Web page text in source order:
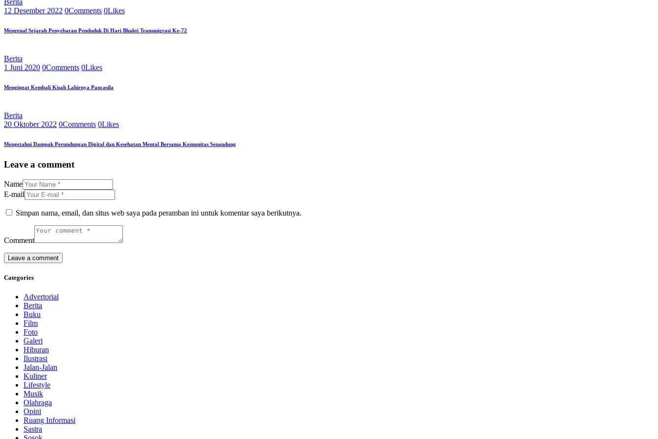
Berita
12 Desember 2022 0Comments 0Likes
Mengenal Sejarah Penyebaran Penduduk Di Hari Bhakti Transmigrasi Ke-72
Berita
1 Juni 2020 0Comments 0Likes
Mengingat Kembali Kisah Lahirnya Pancasila
Berita
20 Oktober 2022 0Comments 0Likes
Mengetahui Dampak Perundungan Digital dan Kesehatan Mental Bersama Komunitas Senandung
Leave a comment
Name
E-mail
Simpan nama, email, dan situs web saya pada peramban ini untuk komentar saya berikutnya.
Comment
Categories
Advertorial
Berita
Buku
Film
Foto
Galeri
Hiburan
Ilustrasi
Jalan-Jalan
Kuliner
Lifestyle
Musik
Olahraga
Opini
Ruang Informasi
Sastra